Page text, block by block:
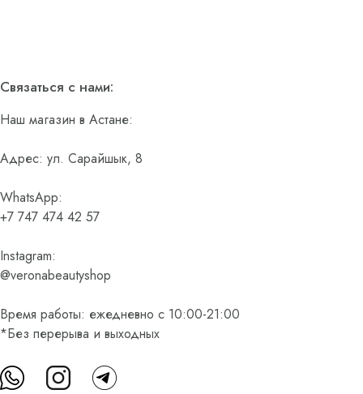
Связаться с нами:
Наш магазин в Астане:
Адрес: ул. Сарайшык, 8
WhatsApp:
+7 747 474 42 57
Instagram:
@veronabeautyshop
Время работы: ежедневно с 10:00-21:00
*Без перерыва и выходных